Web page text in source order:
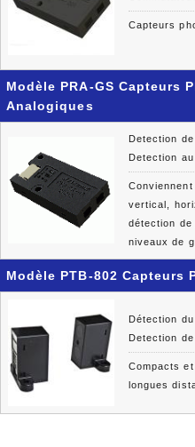
Capteurs
Modèle PRA-GS Capteurs
Analogiques
Detection
Detection
vertical,
détection
niveaux de
Modèle PTB-802 Capteurs
Détection
Detection
Compacts
longues